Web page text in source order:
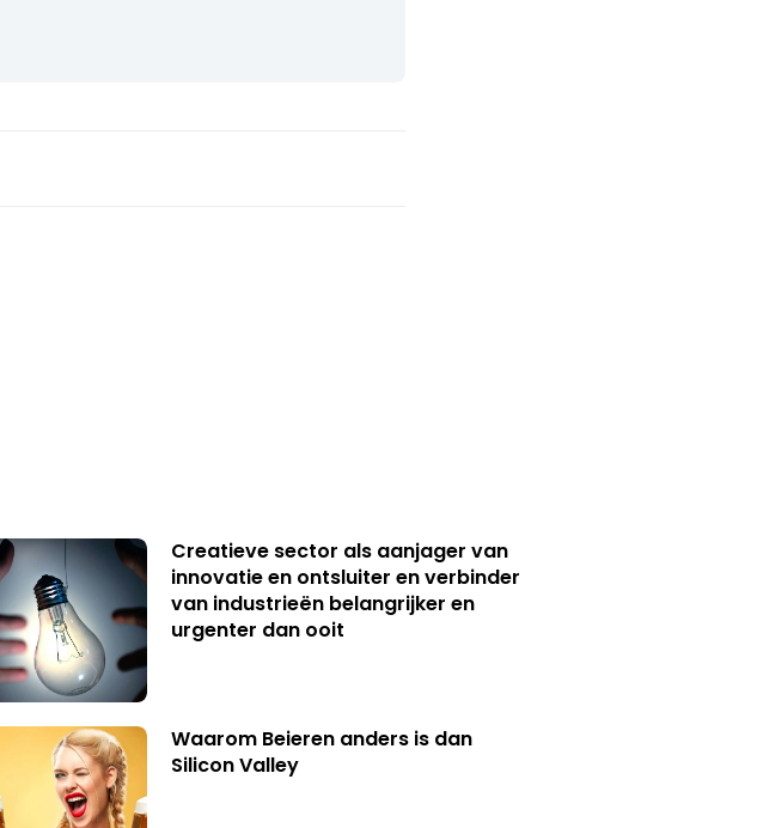
Creatieve sector als aanjager van
innovatie en ontsluiter en verbinder
van industrieën belangrijker en
urgenter dan ooit
Waarom Beieren anders is dan
Silicon Valley